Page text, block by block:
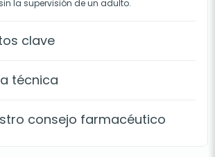
la supervisión de un adulto.
clave
técnica
consejo farmacéutico